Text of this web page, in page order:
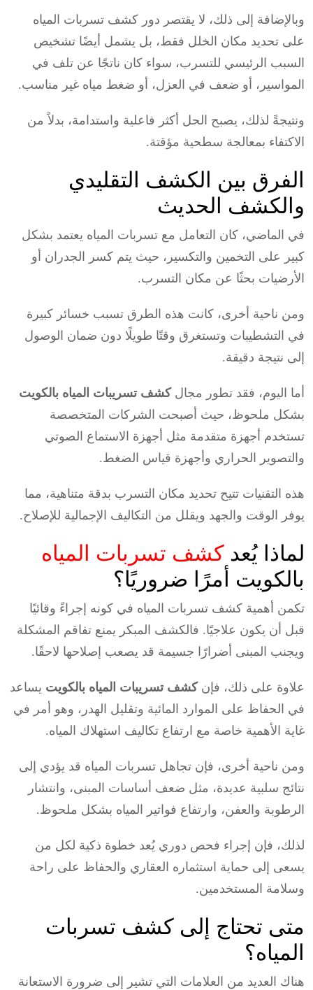
وبالإضافة إلى ذلك، لا يقتصر دور كشف تسربات المياه
على تحديد مكان الخلل فقط، بل يشمل أيضًا تشخيص
السبب الرئيسي للتسرب، سواء كان ناتجًا عن تلف في
المواسير، أو ضعف في العزل، أو ضغط مياه غير مناسب.
ونتيجةً لذلك، يصبح الحل أكثر فاعلية واستدامة، بدلاً من
الاكتفاء بمعالجة سطحية مؤقتة.
الفرق بين الكشف التقليدي
والكشف الحديث
في الماضي، كان التعامل مع تسربات المياه يعتمد بشكل
كبير على التخمين والتكسير، حيث يتم كسر الجدران أو
الأرضيات بحثًا عن مكان التسرب.
ومن ناحية أخرى، كانت هذه الطرق تسبب خسائر كبيرة
في التشطيبات وتستغرق وقتًا طويلًا دون ضمان الوصول
إلى نتيجة دقيقة.
أما اليوم، فقد تطور مجالكشف تسريبات المياه بالكويت
بشكل ملحوظ، حيث أصبحت الشركات المتخصصة
تستخدم أجهزة متقدمة مثل أجهزة الاستماع الصوتي
والتصوير الحراري وأجهزة قياس الضغط.
هذه التقنيات تتيح تحديد مكان التسرب بدقة متناهية، مما
يوفر الوقت والجهد ويقلل من التكاليف الإجمالية للإصلاح.
لماذا يُعد كشف تسربات المياه
بالكويت أمرًا ضروريًا؟
تكمن أهمية كشف تسربات المياه في كونه إجراءً وقائيًا
قبل أن يكون علاجيًا. فالكشف المبكر يمنع تفاقم المشكلة
ويجنب المبنى أضرارًا جسيمة قد يصعب إصلاحها لاحقًا.
علاوة على ذلك، فإنكشف تسريبات المياه بالكويت يساعد
في الحفاظ على الموارد المائية وتقليل الهدر، وهو أمر في
غاية الأهمية خاصة مع ارتفاع تكاليف استهلاك المياه.
ومن ناحية أخرى، فإن تجاهل تسربات المياه قد يؤدي إلى
نتائج سلبية عديدة، مثل ضعف أساسات المبنى، وانتشار
الرطوبة والعفن، وارتفاع فواتير المياه بشكل ملحوظ.
لذلك، فإن إجراء فحص دوري يُعد خطوة ذكية لكل من
يسعى إلى حماية استثماره العقاري والحفاظ على راحة
وسلامة المستخدمين.
متى تحتاج إلى كشف تسربات
المياه؟
هناك العديد من العلامات التي تشير إلى ضرورة الاستعانة